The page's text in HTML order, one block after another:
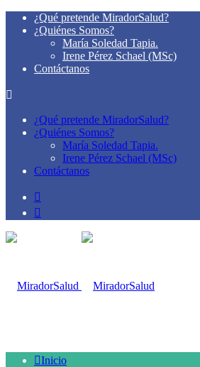
¿Qué pretende MiradorSalud?
¿Quiénes Somos?
María Soledad Tapia.
Irene Pérez Schael (MSc)
Contáctanos
¿Qué pretende MiradorSalud?
¿Quiénes Somos?
María Soledad Tapia.
Irene Pérez Schael (MSc)
Contáctanos
Inicio